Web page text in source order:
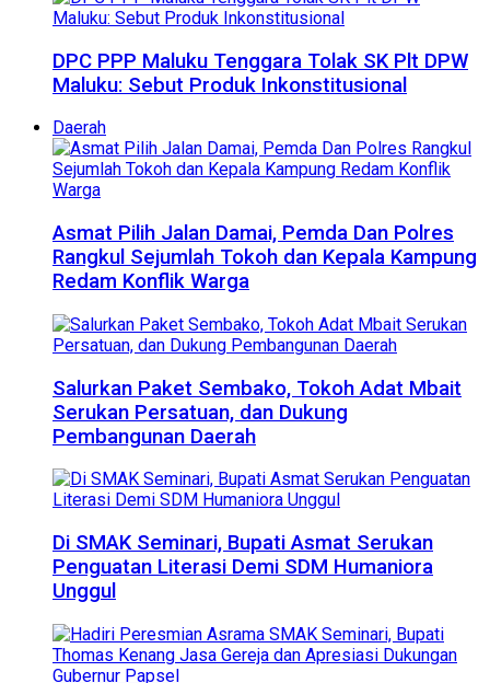
DPC PPP Maluku Tenggara Tolak SK Plt DPW
Maluku: Sebut Produk Inkonstitusional
Daerah
Asmat Pilih Jalan Damai, Pemda Dan Polres
Rangkul Sejumlah Tokoh dan Kepala Kampung
Redam Konflik Warga
Salurkan Paket Sembako, Tokoh Adat Mbait
Serukan Persatuan, dan Dukung
Pembangunan Daerah
Di SMAK Seminari, Bupati Asmat Serukan
Penguatan Literasi Demi SDM Humaniora
Unggul